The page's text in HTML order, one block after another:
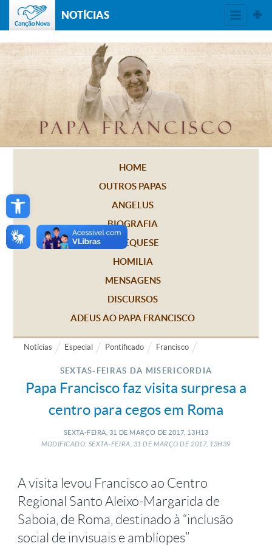
Open toolbar
NOTÍCIAS
HOME
OUTROS PAPAS
ANGELUS
BIOGRAFIA
CATEQUESE
HOMILIA
MENSAGENS
DISCURSOS
ADEUS AO PAPA FRANCISCO
Notícias Especial Pontificado Francisco
SEXTAS-FEIRAS DA MISERICÓRDIA
Papa Francisco faz visita surpresa a
centro para cegos em Roma
SEXTA-FEIRA, 31 DE MARÇO DE 2017, 13H13
MODIFICADO: SEXTA-FEIRA, 31 DEMARÇO DE 2017, 13H39
A visita levou Francisco ao Centro
Regional Santo Aleixo-Margarida de
Saboia, de Roma, destinado à “inclusão
social de invisuais e amblíopes”